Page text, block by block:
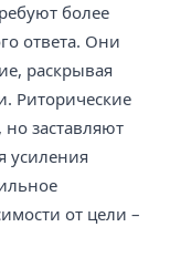
более
ответа. Они
раскрывая
Риторические
заставляют
усиления
от цели –